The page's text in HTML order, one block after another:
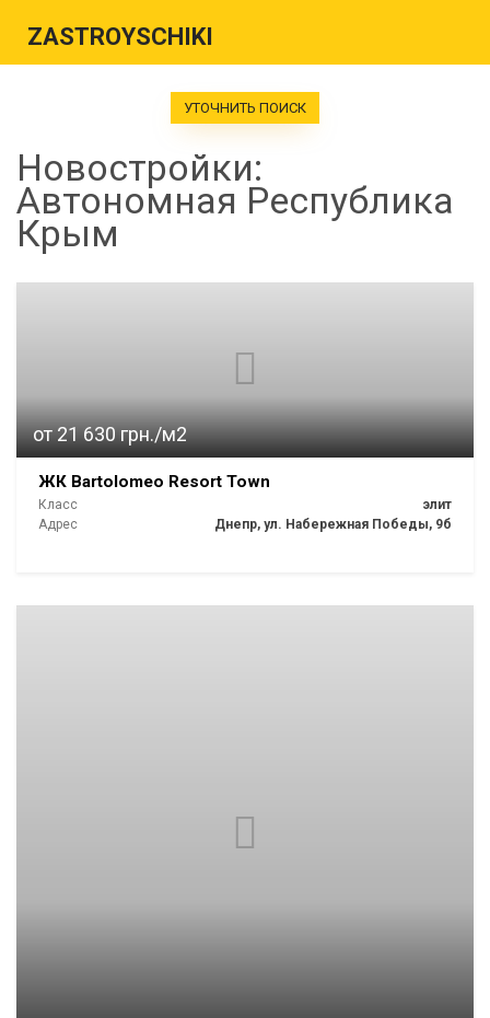
ZASTROYSCHIKI
УТОЧНИТЬ ПОИСК
Новостройки:
Автономная Республика
Крым
от 21 630 грн./м2
ЖК Bartolomeo Resort Town
Класс
элит
Адрес
Днепр, ул. Набережная Победы, 9б